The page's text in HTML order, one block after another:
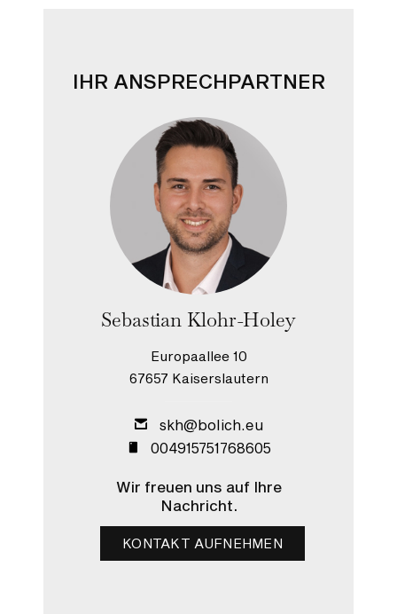
IHR ANSPRECHPARTNER
Sebastian Klohr-Holey
Europaallee 10
67657 Kaiserslautern
skh@bolich.eu
004915751768605
Wir freuen uns auf Ihre
Nachricht.
KONTAKT AUFNEHMEN